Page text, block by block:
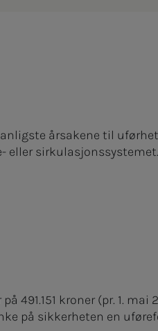
årsakene til
eller
kroner (pr. 1. mai
på sikkerheten en